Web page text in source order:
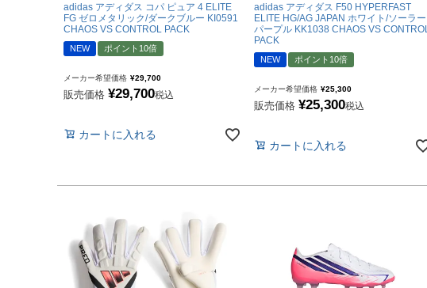
"NIKE|ナイキ
"adidas|アディダス
"UMBRO|アンブロ
"LUZeSOMBRA|ルースイソンブラ
"Spazio|スパッツィオ
"penetrar|ペネトラール
adidas アディダス コパ ピュア 4 ELITE
FG ゼロメタリック/ダークブルー KI0591
CHAOS VS CONTROL PACK
NEW ポイント10倍
メーカー希望価格 ¥29,700
販売価格 ¥29,700税込
カートに入れる
adidas アディダス F50 HYPERFAST
ELITE HG/AG JAPAN ホワイト/ソーラー
パープル KK1038 CHAOS VS CONTROL
PACK
NEW ポイント10倍
メーカー希望価格 ¥25,300
販売価格 ¥25,300税込
カートに入れる